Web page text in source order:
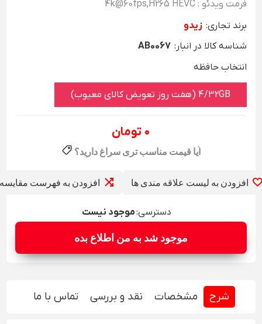
فرمت ویدئو : 4k@60fps,H265 HEVC
برند تجاری: زیدو
شناسه کالا در انبار: AB0067
انتخاب حافظه
4/32GB (هفت روز تعویض کالای معیوب)
0 تومان
افزودن به لیست علاقه مندی ها افزودن به فهرست مقایسه
دسترسی:موجود نیست
شرح مشخصات نقد و بررسی تماس با ما